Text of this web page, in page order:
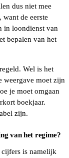
dus niet mee
de eerste
in loondienst van
bepalen van het
Wel is het
weergave moet zijn
je moet omgaan
boekjaar.
zijn.
van het regime?
is namelijk